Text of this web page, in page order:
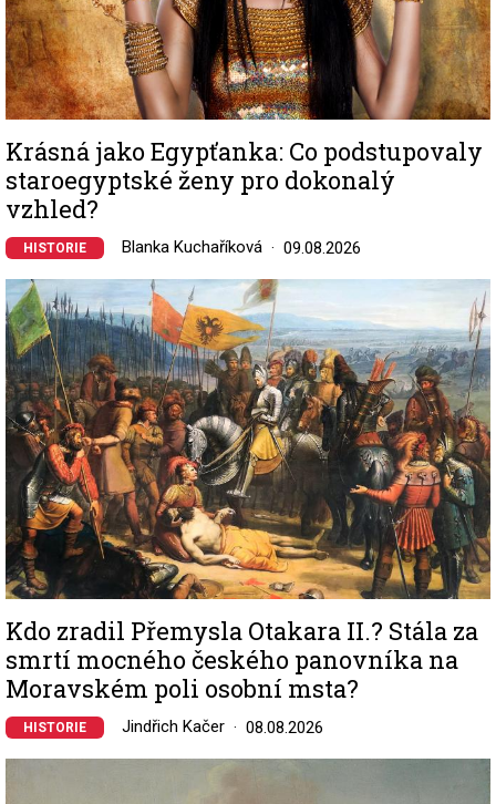
Krásná jako Egypťanka: Co podstupovaly
staroegyptské ženy pro dokonalý
vzhled?
HISTORIE Blanka Kuchaříková 09.08.2026
Image
Kdo zradil Přemysla Otakara II.? Stála za
smrtí mocného českého panovníka na
Moravském poli osobní msta?
HISTORIE Jindřich Kačer 08.08.2026